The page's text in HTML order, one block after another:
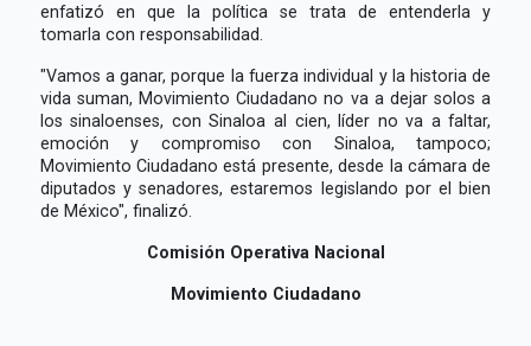
enfatizó en que la política se trata de entenderla y
tomarla con responsabilidad.
"Vamos a ganar, porque la fuerza individual y la historia de
vida suman, Movimiento Ciudadano no va a dejar solos a
los sinaloenses, con Sinaloa al cien, líder no va a faltar,
emoción y compromiso con Sinaloa, tampoco;
Movimiento Ciudadano está presente, desde la cámara de
diputados y senadores, estaremos legislando por el bien
de México", finalizó.
Comisión Operativa Nacional
Movimiento Ciudadano